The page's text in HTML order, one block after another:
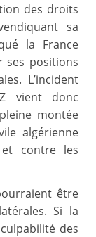
des droits
sa
la France
ses positions
L’incident
vient donc
montée
algérienne
contre les
être
Si la
des